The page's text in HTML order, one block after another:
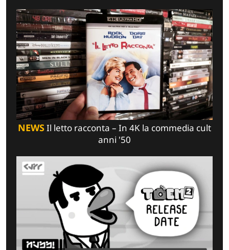
NEWSIl letto racconta – In 4K la commedia cult
anni '50